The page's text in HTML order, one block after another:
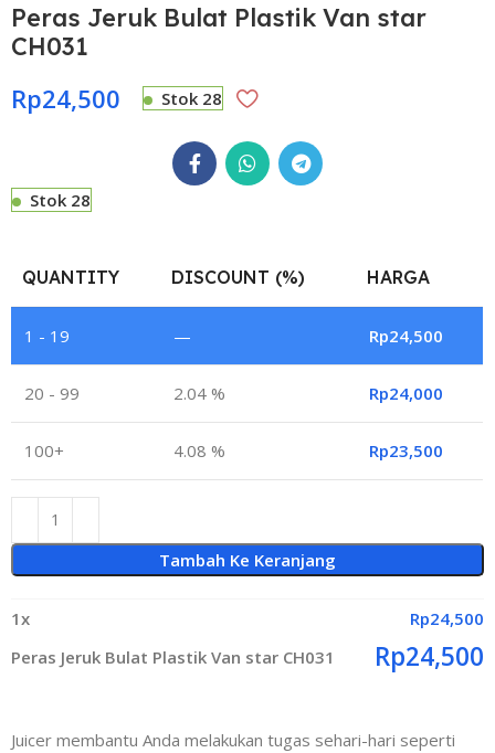
Peras Jeruk Bulat Plastik Van star
CH031
Rp24,500 Stok 28
Stok 28
QUANTITY DISCOUNT (%) HARGA
1 - 19 — Rp24,500
20 - 99 2.04 % Rp24,000
100+ 4.08 % Rp23,500
Tambah Ke Keranjang
1x Rp24,500
Peras Jeruk Bulat Plastik Van star CH031
Rp24,500
Juicer membantu Anda melakukan tugas sehari-hari seperti